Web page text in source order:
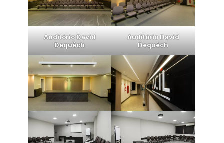
Auditório David
Dequêch
Auditório David
Dequêch